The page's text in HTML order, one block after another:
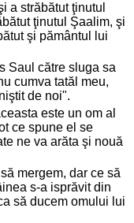
a străbătut ţinutul
ţinutul Şaalim, şi
şi pământul lui
Saul către sluga sa
cumva tatăl meu,
de noi".
este un om al
ce spune el se
ne va arăta şi nouă
mergem, dar ce să
s-a isprăvit din
să ducem omului lui